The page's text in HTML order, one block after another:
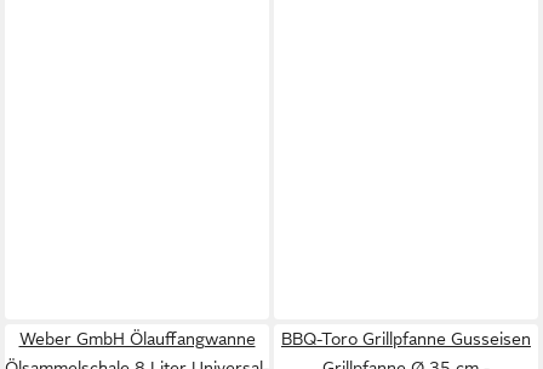
Weber GmbH Ölauffangwanne
BBQ-Toro Grillpfanne Gusseisen